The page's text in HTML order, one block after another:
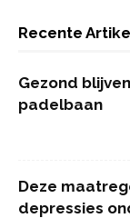
Recente
Gezond
padelbaan
Deze
depressies